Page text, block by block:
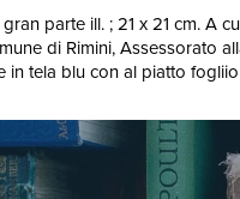
parte ill. ; 21 x 21 cm.
di Rimini, Assessorato
in tela blu con al piatto